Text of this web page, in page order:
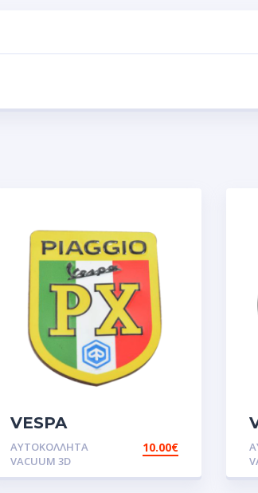
VESPA
PX.Αυτοκόλλητα
ΑΥΤΟΚΌΛΛΗΤΑ
VACUUM 3D
10.00€